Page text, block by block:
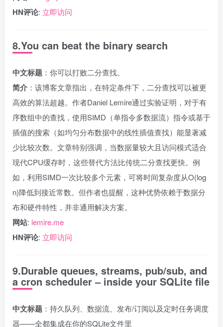
HN评论: 立即访问
8.You can beat the binary search
中文标题 ：你可以打败二分查找。
简介 ：该博客文章指出，在特定条件下，二分查找可以被更
高效的算法超越。作者Daniel Lemire通过实验证明，对于有
序数组中的查找，使用SIMD（单指令多数据流）指令或基于
插值的搜索（如均匀分布数据中的线性插值查找）能显著减
少比较次数。文章特别强调，当数据量较大且访问模式适合
现代CPU缓存时，这些替代方法比传统二分查找更快。例
如，利用SIMD一次比较多个元素，可将时间复杂度从O(log
n)降低到接近常数。但作者也提醒，这种优势依赖于数据分
布和硬件特性，并非通用解决方案。
网站: lemire.me
HN评论: 立即访问
9.Durable queues, streams, pub/sub, and
a cron scheduler – inside your SQLite file
中文标题 ：持久队列、数据流、发布/订阅以及定时任务调度
器——全都集成在你的SQLite文件里